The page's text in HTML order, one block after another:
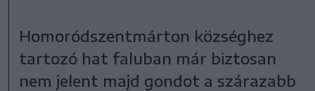
Homoródszentmárton községhez
tartozó hat faluban már biztosan
nem jelent majd gondot a szárazabb